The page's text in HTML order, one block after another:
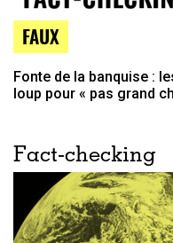
FAUX
Fonte de la banquise :
loup pour « pas grand
Fact-checking